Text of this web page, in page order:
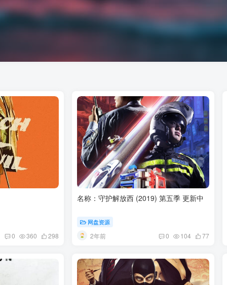
0 360 298
名称：守护解放西 (2019) 第五季 更新中
网盘资源
2年前 0 104 77